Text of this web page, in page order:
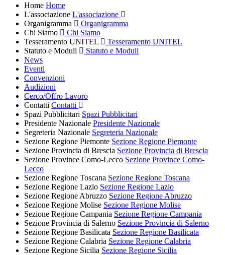
Home Home
L'associazione L'associazione
Organigramma
Organigramma
Chi Siamo
Chi Siamo
Tesseramento UNITEL
Tesseramento UNITEL
Statuto e Moduli
Statuto e Moduli
News
Eventi
Convenzioni
Audizioni
Cerco/Offro Lavoro
Contatti Contatti
Spazi Pubblicitari Spazi Pubblicitari
Presidente Nazionale Presidente Nazionale
Segreteria Nazionale Segreteria Nazionale
Sezione Regione Piemonte Sezione Regione Piemonte
Sezione Provincia di Brescia Sezione Provincia di Brescia
Sezione Province Como-Lecco Sezione Province Como-
Lecco
Sezione Regione Toscana Sezione Regione Toscana
Sezione Regione Lazio Sezione Regione Lazio
Sezione Regione Abruzzo Sezione Regione Abruzzo
Sezione Regione Molise Sezione Regione Molise
Sezione Regione Campania Sezione Regione Campania
Sezione Provincia di Salerno Sezione Provincia di Salerno
Sezione Regione Basilicata Sezione Regione Basilicata
Sezione Regione Calabria Sezione Regione Calabria
Sezione Regione Sicilia Sezione Regione Sicilia